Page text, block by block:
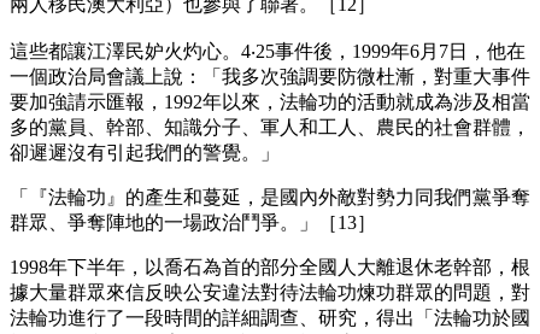
這些都讓江澤民妒火灼心。4‧25事件後，1999年6月7日，他在
一個政治局會議上說：「我多次強調要防微杜漸，對重大事件
要加強請示匯報，1992年以來，法輪功的活動就成為涉及相當
多的黨員、幹部、知識分子、軍人和工人、農民的社會群體，
卻遲遲沒有引起我們的警覺。」
「『法輪功』的產生和蔓延，是國內外敵對勢力同我們黨爭奪
群眾、爭奪陣地的一場政治鬥爭。」［13］
1998年下半年，以喬石為首的部分全國人大離退休老幹部，根
據大量群眾來信反映公安違法對待法輪功煉功群眾的問題，對
法輪功進行了一段時間的詳細調查、研究，得出「法輪功於國